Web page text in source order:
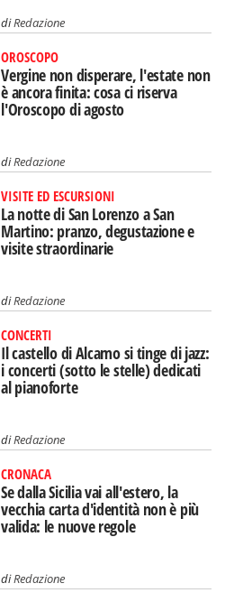
diRedazione
OROSCOPO
Vergine non disperare, l'estate non
è ancora finita: cosa ci riserva
l'Oroscopo di agosto
diRedazione
VISITE ED ESCURSIONI
La notte di San Lorenzo a San
Martino: pranzo, degustazione e
visite straordinarie
diRedazione
CONCERTI
Il castello di Alcamo si tinge di jazz:
i concerti (sotto le stelle) dedicati
al pianoforte
diRedazione
CRONACA
Se dalla Sicilia vai all'estero, la
vecchia carta d'identità non è più
valida: le nuove regole
diRedazione